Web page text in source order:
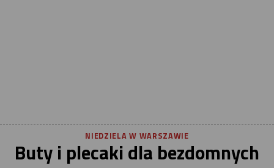
NIEDZIELA W WARSZAWIE
Buty i plecaki dla bezdomnych